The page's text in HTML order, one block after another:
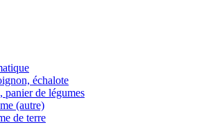
échalote
panier de légumes
(autre)
de terre